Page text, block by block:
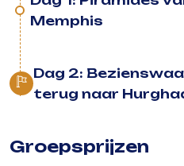
Memphis
Dag 2:
terug naar
Groepsprijzen